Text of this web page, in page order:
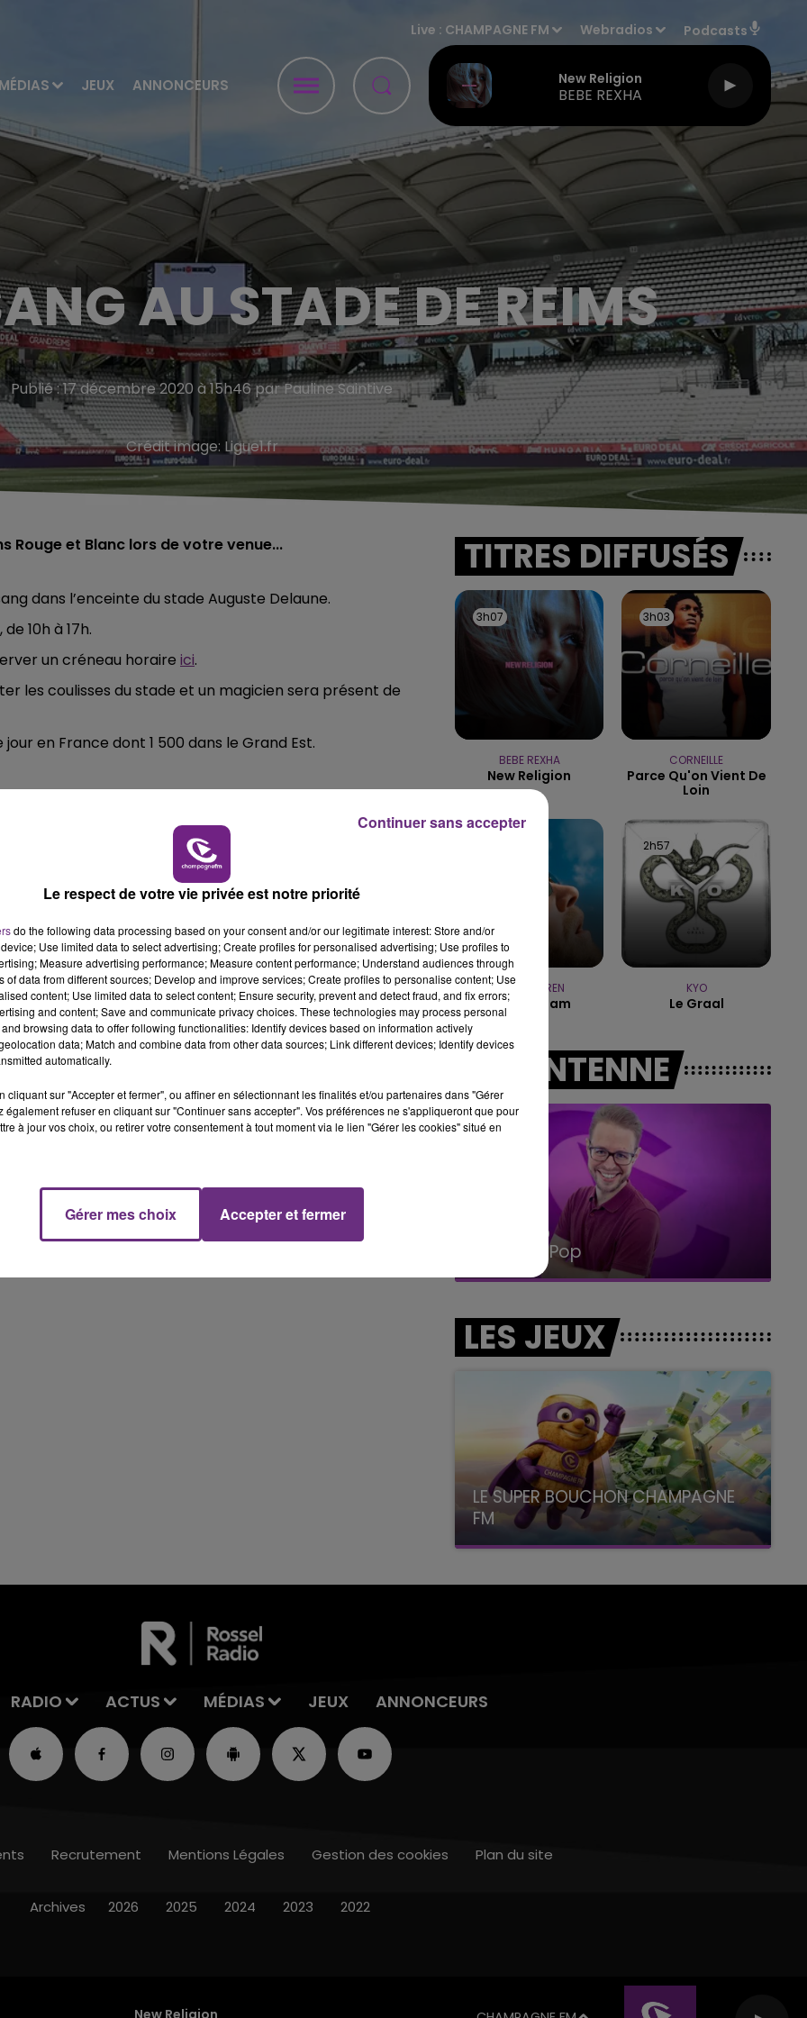
MÉDIAS JEUX ANNONCEURS
Live : CHAMPAGNE FM Webradios Podcasts
New Religion
BEBE REXHA
LE TICKET DE CAISSE
AU STADE DE REIMS
Publié : 17 décembre 2020 à 15h46 par Pauline Saintive
Crédit image: Ligue1.fr
et Blanc lors de votre venue...
dans l’enceinte du stade Auguste Delaune.
10h à 17h.
un créneau horaire ici.
les coulisses du stade et un magicien sera présent de
en France dont 1 500 dans le Grand Est.
VENEZ FÊTER CE WEEK-END
L'ANNIVERSAIRE DE WOINIC
Ce samedi 8 août sera un grand jour :
l'anniversaire du plus gros sanglier du monde.
conviés !
TITRES DIFFUSÉS
3h07
3h07
BEBE REXHA
New Religion
3h03
3h03
CORNEILLE
Parce Qu'on Vient De
Loin
ALEX WARREN
Fever Dream
2h57
2h57
KYO
Le Graal
A L'ANTENNE
14h00 - 15h00
La Radio Pop
LES JEUX
LE SUPER BOUCHON CHAMPAGNE
FM
avec La Famille Champagne FM, à 8H10
RADIO ACTUS MÉDIAS JEUX ANNONCEURS
New Religion
Recrutement Mentions Légales Gestion des cookies Plan du site
Archives 2026 2025 2024 2023 2022
Le respect de votre vie privée est notre priorité
do the following data processing based on your consent and/or our legitimate interest: Store and/or
Use limited data to select advertising; Create profiles for personalised advertising; Use profiles to
Measure advertising performance; Measure content performance; Understand audiences through
of data from different sources; Develop and improve services; Create profiles to personalise content; Use
content; Use limited data to select content; Ensure security, prevent and detect fraud, and fix errors;
and content; Save and communicate privacy choices. These technologies may process personal
browsing data to offer following functionalities: Identify devices based on information actively
data; Match and combine data from other data sources; Link different devices; Identify devices
automatically.
cliquant sur "Accepter et fermer", ou affiner en sélectionnant les finalités et/ou partenaires dans "Gérer
également refuser en cliquant sur "Continuer sans accepter". Vos préférences ne s'appliqueront que pour
à jour vos choix, ou retirer votre consentement à tout moment via le lien "Gérer les cookies" situé en
Gérer mes choix Accepter et fermer
Continuer sans accepter